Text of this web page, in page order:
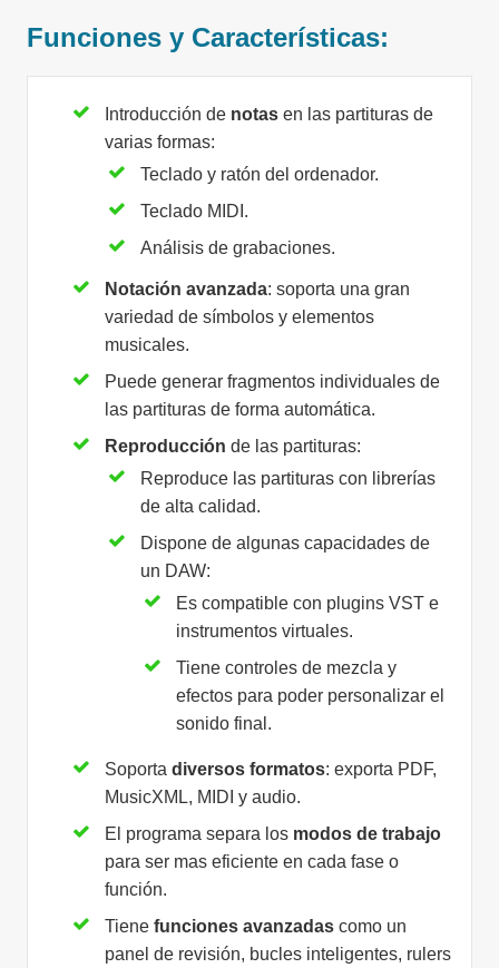
Funciones y Características:
Introducción de notas en las partituras de
varias formas:
Teclado y ratón del ordenador.
Teclado MIDI.
Análisis de grabaciones.
Notación avanzada: soporta una gran
variedad de símbolos y elementos
musicales.
Puede generar fragmentos individuales de
las partituras de forma automática.
Reproducción de las partituras:
Reproduce las partituras con librerías
de alta calidad.
Dispone de algunas capacidades de
un DAW:
Es compatible con plugins VST e
instrumentos virtuales.
Tiene controles de mezcla y
efectos para poder personalizar el
sonido final.
Soportadiversos formatos: exporta PDF,
MusicXML, MIDI y audio.
El programa separa los modos de trabajo
para ser mas eficiente en cada fase o
función.
Tienefunciones avanzadas como un
panel de revisión, bucles inteligentes, rulers